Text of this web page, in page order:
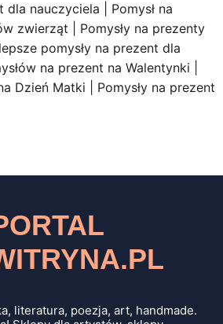
dla nauczyciela | Pomysł na
zwierząt | Pomysły na prezenty
pomysły na prezent dla
na prezent na Walentynki |
Dzień Matki | Pomysły na prezent
literatura, poezja, art, handmade.